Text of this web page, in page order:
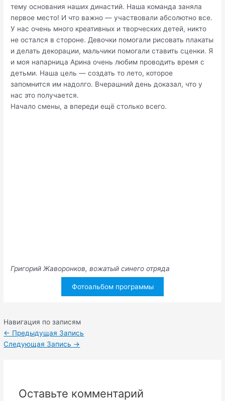
тему основания наших династий. Наша команда заняла
первое место! И что важно — участвовали абсолютно все.
У нас очень много креативных и творческих детей, никто
не остался в стороне. Девочки помогали рисовать плакаты
и делать декорации, мальчики помогали ставить сценки. Я
и моя напарница Арина очень любим проводить время с
детьми. Наша цель — создать то лето, которое
запомнится им надолго. Вчерашний день доказал, что у
нас это получается.
Начало смены, а впереди ещё столько всего.
Григорий Жаворонков, вожатый синего отряда
Фотоальбом программы
Навигация по записям
← Предыдущая Запись
Следующая Запись →
Оставьте комментарий